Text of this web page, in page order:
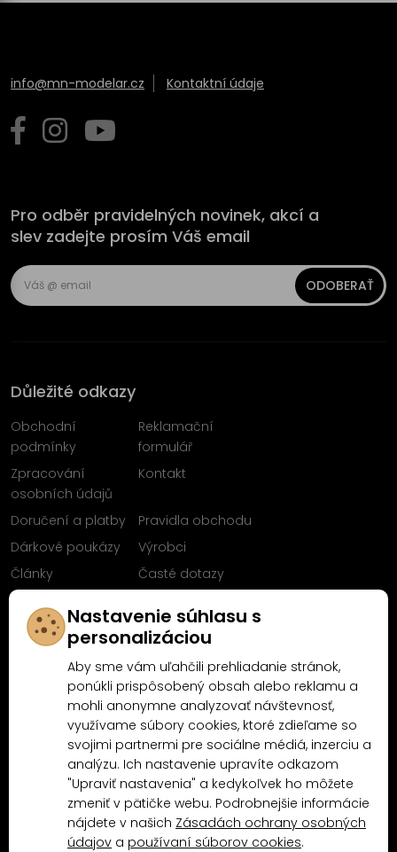
info@mn-modelar.cz Kontaktní údaje
Pro odběr pravidelných novinek, akcí a
slev zadejte prosím Váš email
ODOBERAŤ
Důležité odkazy
Obchodní
podmínky
Reklamační
formulář
Zpracování
osobních údajů
Kontakt
Doručení a platby
Pravidla obchodu
Dárkové poukázy
Výrobci
Články
Časté dotazy
Facebooku
Proč nakoupit u MN-Modelář.cz
4.9/5(10481x) 4.5/5 (189x)
Nastavenie súhlasu s
personalizáciou
Aby sme vám uľahčili prehliadanie stránok,
ponúkli prispôsobený obsah alebo reklamu a
mohli anonymne analyzovať návštevnosť,
využívame súbory cookies, ktoré zdieľame so
svojimi partnermi pre sociálne médiá, inzerciu a
analýzu. Ich nastavenie upravíte odkazom
"Upraviť nastavenia" a kedykoľvek ho môžete
zmeniť v pätičke webu. Podrobnejšie informácie
nájdete v našich Zásadách ochrany osobných
údajov a používaní súborov cookies.